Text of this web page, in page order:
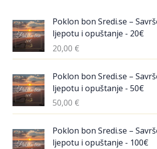
Poklon bon Sredi.se –
ljepotu i opuštanje - 20€
20,00 €
Poklon bon Sredi.se –
ljepotu i opuštanje - 50€
50,00 €
Poklon bon Sredi.se –
ljepotu i opuštanje - 100€